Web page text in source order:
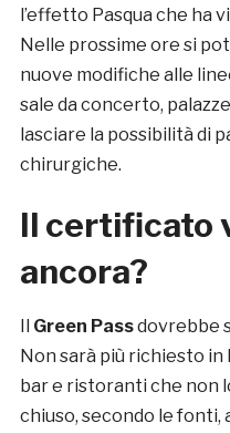
l’effetto Pasqua che ha
Nelle prossime ore si
nuove modifiche alle
sale da concerto,
lasciare la possibilità di
chirurgiche.
Il certificato
ancora?
Il Green Passdovrebbe
Non sarà più richiesto in
bar e ristoranti che non
chiuso, secondo le fonti,